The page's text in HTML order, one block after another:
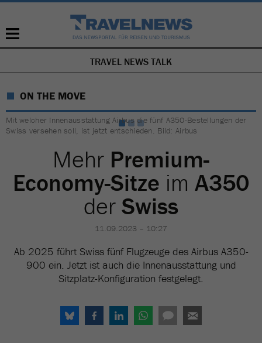
NAVIGATION
ÜBERSPRINGEN
TRAVEL NEWS TALK
ON THE MOVE
Mit welcher Innenausstattung Airbus die fünf A350-Bestellungen der
Swiss versehen soll, ist jetzt entschieden. Bild: Airbus
Mehr Premium-
Economy-Sitze im A350
der Swiss
11.09.2023 – 10:27
Ab 2025 führt Swiss fünf Flugzeuge des Airbus A350-
900 ein. Jetzt ist auch die Innenausstattung und
Sitzplatz-Konfiguration festgelegt.